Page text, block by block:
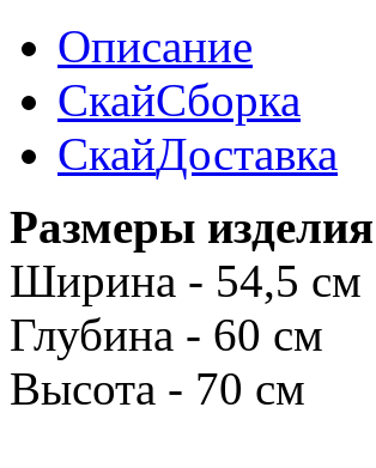
Описание
СкайСборка
СкайДоставка
Размеры
Ширина - 54,5 см
Глубина - 60 см
Высота - 70 см